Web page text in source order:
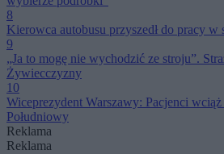
8
Kierowca autobusu przyszedł do pracy
9
„Ja to mogę nie wychodzić ze stroju”.
Żywiecczyzny
10
Wiceprezydent Warszawy: Pacjenci
Południowy
Reklama
Reklama